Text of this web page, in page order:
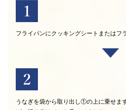
フライパンにクッキングシートまたはフ
うなぎを袋から取り出し①の上に乗せま